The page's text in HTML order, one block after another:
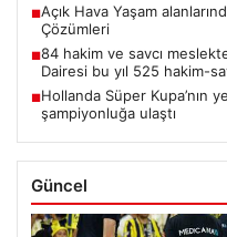
■Açık Hava Yaşam
Çözümleri
■84 hakim ve savcı
Dairesi bu yıl 525 hakim-
■Hollanda Süper Kupa’nın
şampiyonluğa ulaştı
Güncel